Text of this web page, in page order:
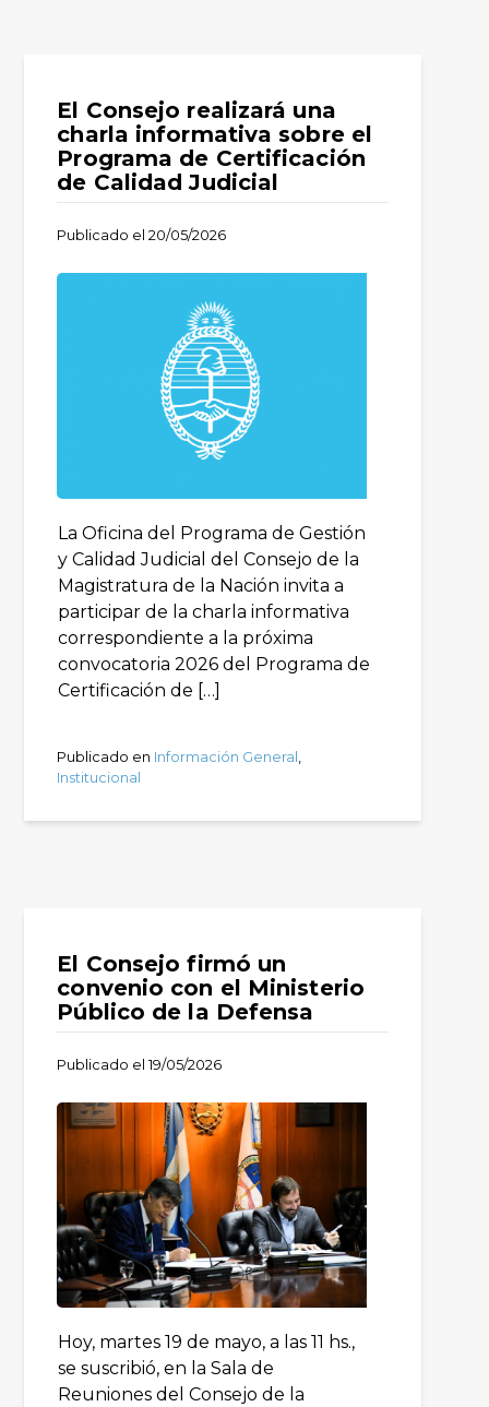
El Consejo realizará una
charla informativa sobre el
Programa de Certificación
de Calidad Judicial
Publicado el20/05/2026
La Oficina del Programa de Gestión
y Calidad Judicial del Consejo de la
Magistratura de la Nación invita a
participar de la charla informativa
correspondiente a la próxima
convocatoria 2026 del Programa de
Certificación de […]
Publicado en Información General
Institucional
El Consejo firmó un
convenio con el Ministerio
Público de la Defensa
Publicado el19/05/2026
Hoy, martes 19 de mayo, a las 11 hs.,
se suscribió, en la Sala de
Reuniones del Consejo de la